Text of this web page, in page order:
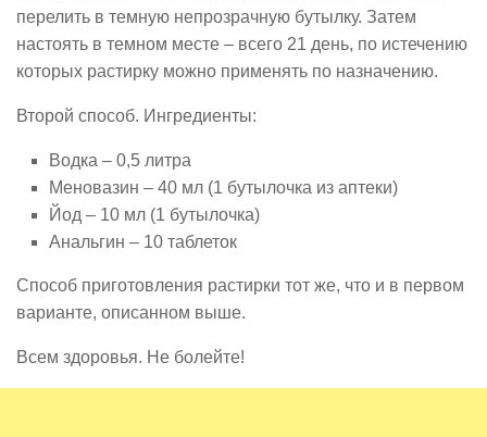
перелить в темную непрозрачную бутылку. Затем
настоять в темном месте – всего 21 день, по истечению
которых растирку можно применять по назначению.
Второй способ. Ингредиенты:
Водка – 0,5 литра
Меновазин – 40 мл (1 бутылочка из аптеки)
Йод – 10 мл (1 бутылочка)
Анальгин – 10 таблеток
Способ приготовления растирки тот же, что и в первом
варианте, описанном выше.
Всем здоровья. Не болейте!